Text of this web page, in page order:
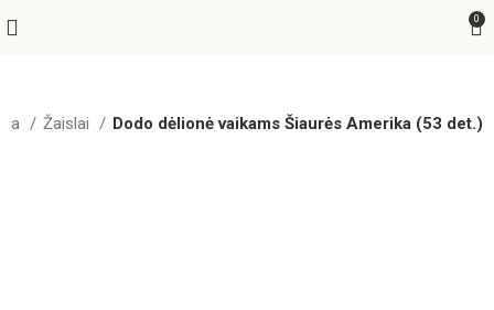
0
Žaislai Dodo dėlionė vaikams Šiaurės Amerika (53 det.)